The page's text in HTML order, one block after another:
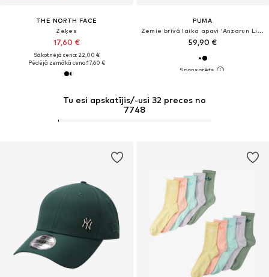
THE NORTH FACE
Zeķes
17,60 €
Sākotnējā cena: 22,00 €
Pēdējā zemākā cena:17,60 €
PUMA
Zemie brīvā laika apavi 'Anzarun Lite'
59,90 €
Tu esi apskatījis/-usi 32 preces no
7748